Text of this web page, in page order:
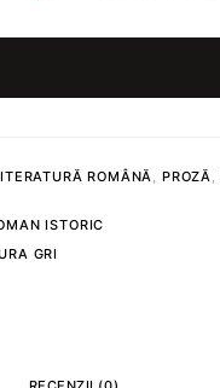
ROMÂNĂ, PROZĂ,
ISTORIC
GRI